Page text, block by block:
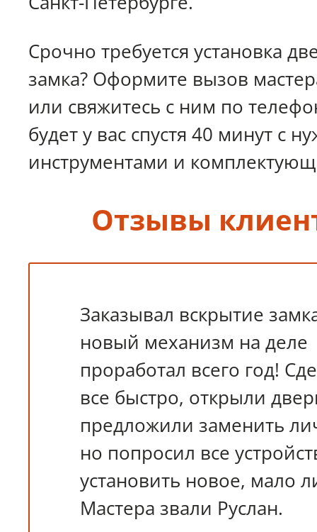
Срочно требуется установка
замка? Оформите вызов
или свяжитесь с ним по
будет у вас спустя 40 минут с
инструментами и
Отзывы
Заказывал вскрытие
новый механизм на деле
проработал всего год!
все быстро, открыли
предложили заменить
но попросил все
установить новое, мало
Мастера звали Руслан.